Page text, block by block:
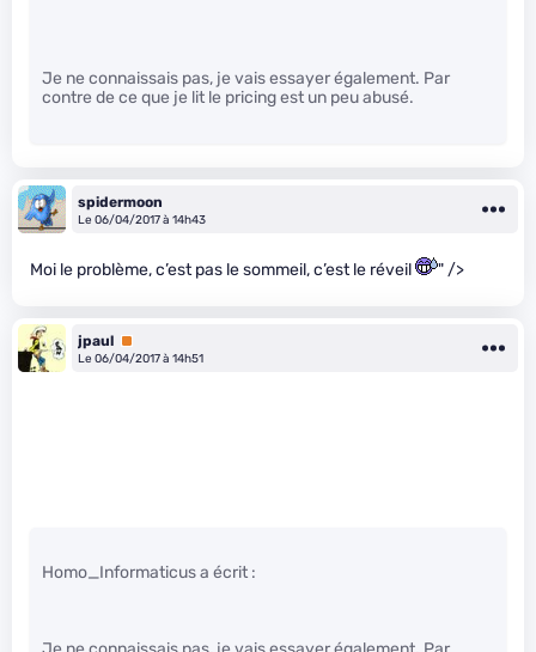
Je ne connaissais pas, je vais essayer également. Par
contre de ce que je lit le pricing est un peu abusé.
spidermoon
Le 06/04/2017 à 14h43
Moi le problème, c’est pas le sommeil, c’est le réveil " />
jpaul Premium
Le 06/04/2017 à 14h51
Homo_Informaticus a écrit :